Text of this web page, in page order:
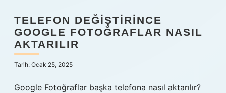
TELEFON DEĞIŞTIRINCE
GOOGLE FOTOĞRAFLAR NASIL
AKTARILIR
Tarih: Ocak 25, 2025
Google Fotoğraflar başka telefona nasıl aktarılır?